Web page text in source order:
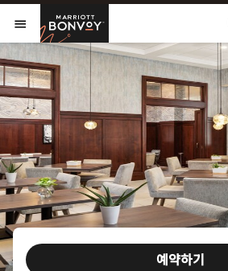
Skip to Content
메뉴 열기
Marriott
예약하기